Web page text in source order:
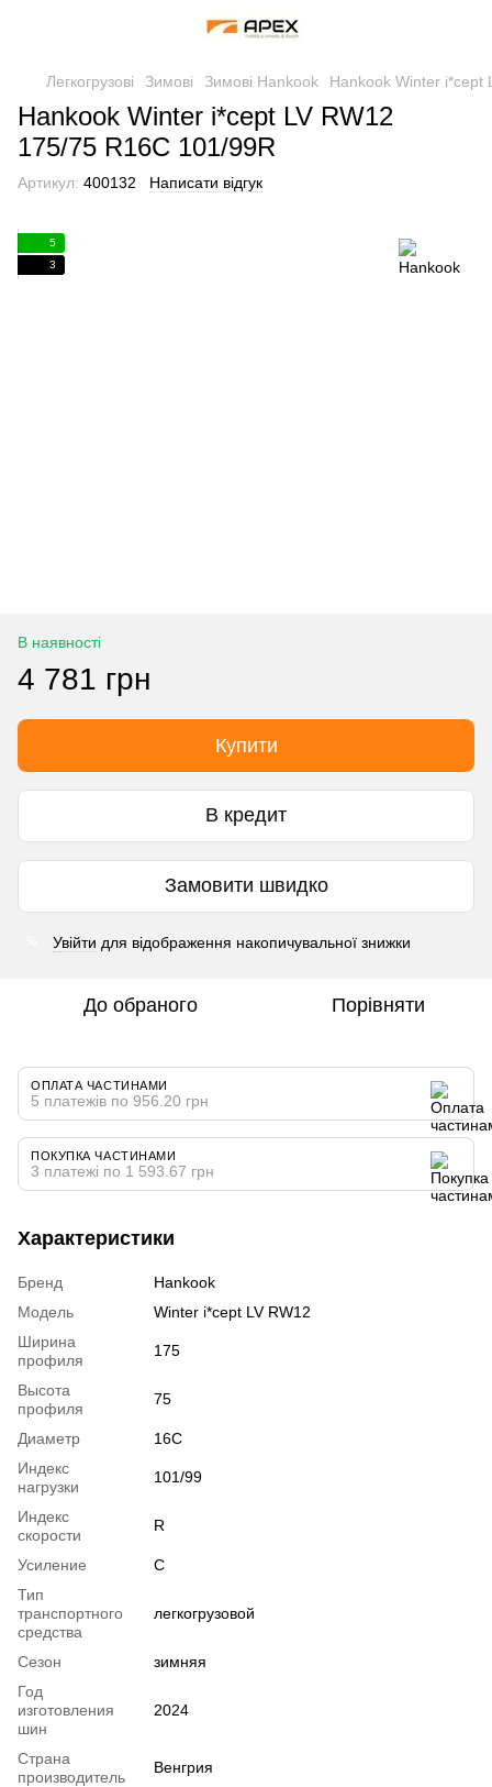
Легкогрузові Зимові Зимові Hankook Hankook Winter i*cept
Hankook Winter i*cept LV RW12
175/75 R16C 101/99R
Артикул: 400132 Написати відгук
5
3
В наявності
4 781 грн
Купити
В кредит
Замовити швидко
Увійти для відображення накопичувальної знижки
До обраного Порівняти
ОПЛАТА ЧАСТИНАМИ
5 платежів по 956.20 грн
ПОКУПКА ЧАСТИНАМИ
3 платежі по 1 593.67 грн
Характеристики
Бренд
Hankook
Модель
Winter i*cept LV RW12
Ширина
профиля
175
Высота
профиля
75
Диаметр
16C
Индекс
нагрузки
101/99
Индекс
скорости
R
Усиление
C
Тип
транспортного
средства
легкогрузовой
Сезон
зимняя
Год
изготовления
шин
2024
Страна
производитель
Венгрия